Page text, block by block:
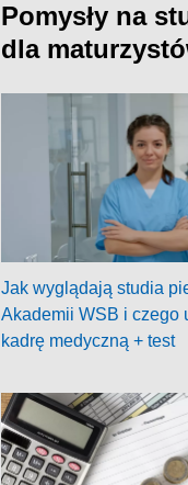
Pomysły na
dla
Jak wyglądają studia
Akademii WSB i czego
kadrę medyczną + test